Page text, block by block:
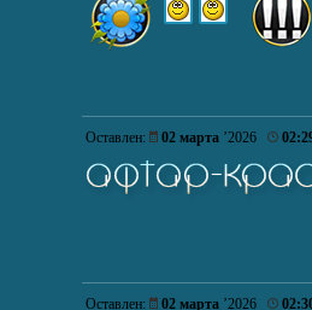
Оставлен: 02 марта ’2026
Оставлен: 02 марта ’2026